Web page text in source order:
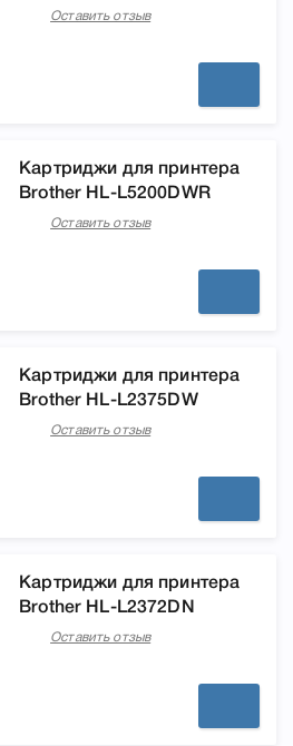
Оставить отзыв
Картриджи для принтера
Brother HL-L5200DWR
Оставить отзыв
Картриджи для принтера
Brother HL-L2375DW
Оставить отзыв
Картриджи для принтера
Brother HL-L2372DN
Оставить отзыв